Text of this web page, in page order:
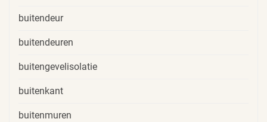
buitendeur
buitendeuren
buitengevelisolatie
buitenkant
buitenmuren